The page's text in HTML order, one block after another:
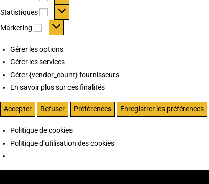
Statistiques Statistiques
Marketing Marketing
Gérer les options
Gérer les services
Gérer {vendor_count} fournisseurs
En savoir plus sur ces finalités
Accepter Refuser Préférences Enregistrer les préférences
Politique de cookies
Politique d’utilisation des cookies